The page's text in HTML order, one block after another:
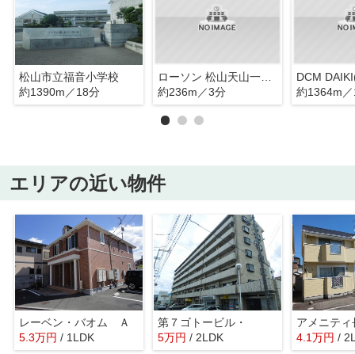
松山市立福音小学校
約1390m／18分
ローソン 松山天山一丁目店
約236m／3分
約1364m
エリアの近い物件
レーベン・バオム Ａ
5.3万円 / 1LDK
第７ゴトービル・
5万円 / 2LDK
アメニティ
4.1万円 /